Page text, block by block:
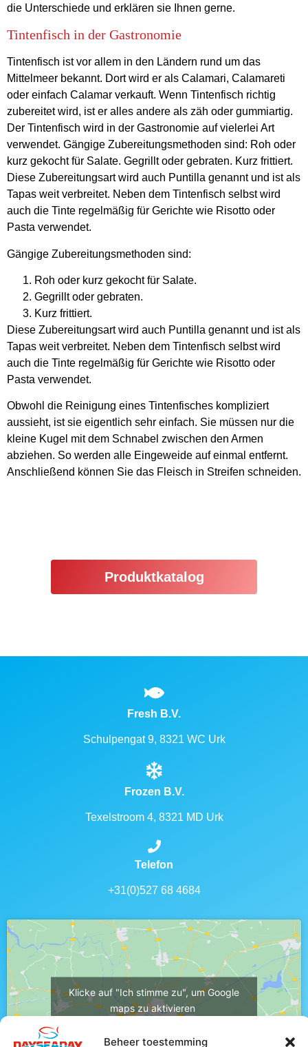
Beheer toestemming
die Unterschiede und erklären sie Ihnen gerne.
Tintenfisch in der Gastronomie
Tintenfisch ist vor allem in den Ländern rund um das
Mittelmeer bekannt. Dort wird er als Calamari, Calamareti
oder einfach Calamar verkauft. Wenn Tintenfisch richtig
zubereitet wird, ist er alles andere als zäh oder gummiartig.
Der Tintenfisch wird in der Gastronomie auf vielerlei Art
verwendet. Gängige Zubereitungsmethoden sind: Roh oder
kurz gekocht für Salate. Gegrillt oder gebraten. Kurz frittiert.
Diese Zubereitungsart wird auch Puntilla genannt und ist als
Tapas weit verbreitet. Neben dem Tintenfisch selbst wird
auch die Tinte regelmäßig für Gerichte wie Risotto oder
Pasta verwendet.
Gängige Zubereitungsmethoden sind:
Roh oder kurz gekocht für Salate.
Gegrillt oder gebraten.
Kurz frittiert.
Diese Zubereitungsart wird auch Puntilla genannt und ist als
Tapas weit verbreitet. Neben dem Tintenfisch selbst wird
auch die Tinte regelmäßig für Gerichte wie Risotto oder
Pasta verwendet.
Obwohl die Reinigung eines Tintenfisches kompliziert
aussieht, ist sie eigentlich sehr einfach. Sie müssen nur die
kleine Kugel mit dem Schnabel zwischen den Armen
abziehen. So werden alle Eingeweide auf einmal entfernt.
Anschließend können Sie das Fleisch in Streifen schneiden.
Produktkatalog
Fresh B.V.
Schulpengat 9, 8321 WC Urk
Frozen B.V.
Texelstroom 4, 8321 MD Urk
Telefon
+31(0)527 68 4684
Klicke auf "Ich stimme zu", um Google
maps zu aktivieren